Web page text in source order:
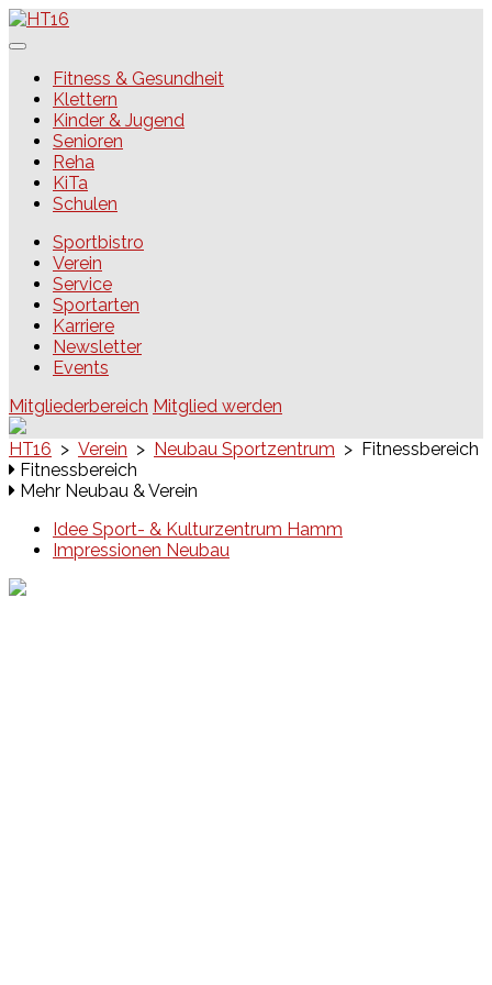
Skip
to
HT16Fitness & Gesundheit
Klettern
Kinder & Jugend
Senioren
Reha
KiTa
Schulen
Sportbistro
Verein
Service
Sportarten
Karriere
Newsletter
Events
Mitgliederbereich Mitglied werden
HT16 > Verein > Neubau Sportzentrum > Fitnessbereich
Fitnessbereich
Mehr Neubau & Verein
Idee Sport- & Kulturzentrum Hamm
Impressionen Neubau